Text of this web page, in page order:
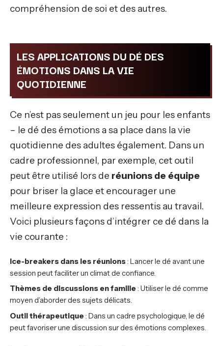
compréhension de soi et des autres.
LES APPLICATIONS DU DÉ DES
ÉMOTIONS DANS LA VIE
QUOTIDIENNE
Ce n’est pas seulement un jeu pour les enfants
– le dé des émotions a sa place dans la vie
quotidienne des adultes également. Dans un
cadre professionnel, par exemple, cet outil
peut être utilisé lors de réunions de équipe
pour briser la glace et encourager une
meilleure expression des ressentis au travail.
Voici plusieurs façons d’intégrer ce dé dans la
vie courante :
Ice-breakers dans les réunions: Lancer le dé avant une
session peut faciliter un climat de confiance.
Thèmes de discussions en famille : Utiliser le dé comme
moyen d’aborder des sujets délicats.
Outil thérapeutique : Dans un cadre psychologique, le dé
peut favoriser une discussion sur des émotions complexes.